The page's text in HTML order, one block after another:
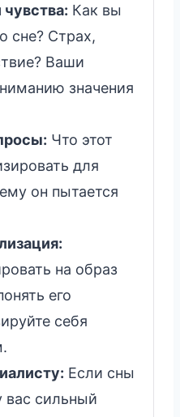
Как вы
сне? Страх,
Ваши
значения
Что этот
для
он пытается
на образ
его
себя
Если сны
вас сильный